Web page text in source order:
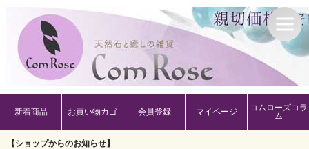
新着商品 お買い物カゴ 会員登録 マイページ
コムローズコラ
ム
【ショップからのお知らせ】